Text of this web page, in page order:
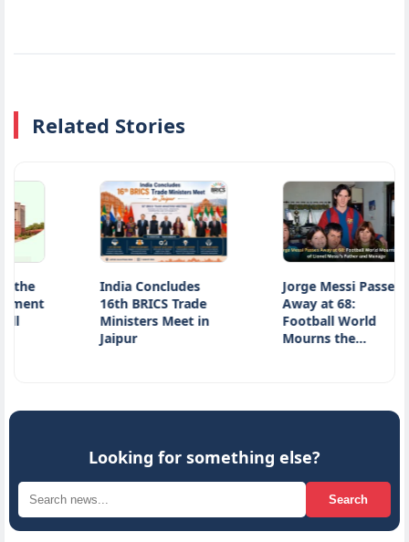
Related Stories
India Concludes
16th BRICS Trade
Ministers Meet in
Jaipur
Jorge Messi Passes
Away at 68:
Football World
Mourns the…
Looking for something else?
Search